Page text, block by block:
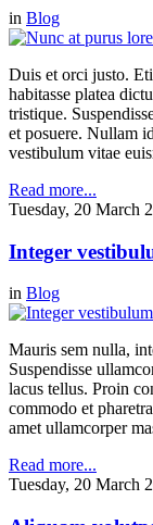
in Blog
Duis et orci justo.
habitasse platea
tristique.
et posuere. Nullam
vestibulum vitae
Read more...
Tuesday, 20 March
Integer
in Blog
Mauris sem nulla,
Suspendisse
lacus tellus. Proin
commodo et
amet ullamcorper
Read more...
Tuesday, 20 March